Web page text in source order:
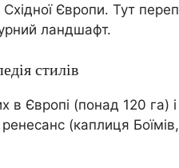
Європи. Тут
ландшафт.
стилів
Європі (понад 120 га)
(каплиця